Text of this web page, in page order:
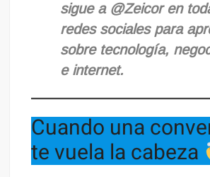
sigue a @Zeicoren
redes sociales para
sobre tecnología,
e internet.
Cuando una
te vuela la cabeza